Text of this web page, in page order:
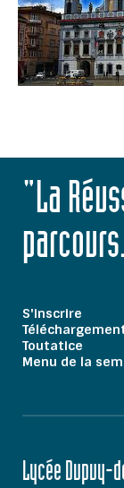
"La
S'inscrire
Toutatice
Menu de la
Lycée Dupuy-